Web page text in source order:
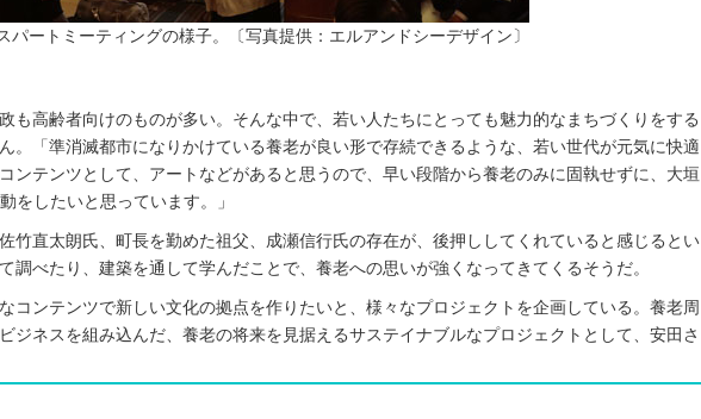
パートミーティングの様子。〔写真提供：エルアンドシーデザイン〕
も高齢者向けのものが多い。そんな中で、若い人たちにとっても魅力的なまちづくりをする
。「準消滅都市になりかけている養老が良い形で存続できるような、若い世代が元気に快適
ンテンツとして、アートなどがあると思うので、早い段階から養老のみに固執せずに、大垣
をしたいと思っています。」
竹直太朗氏、町長を勤めた祖父、成瀬信行氏の存在が、後押ししてくれていると感じるとい
べたり、建築を通して学んだことで、養老への思いが強くなってきてくるそうだ。
コンテンツで新しい文化の拠点を作りたいと、様々なプロジェクトを企画している。養老周
ジネスを組み込んだ、養老の将来を見据えるサステイナブルなプロジェクトとして、安田さ